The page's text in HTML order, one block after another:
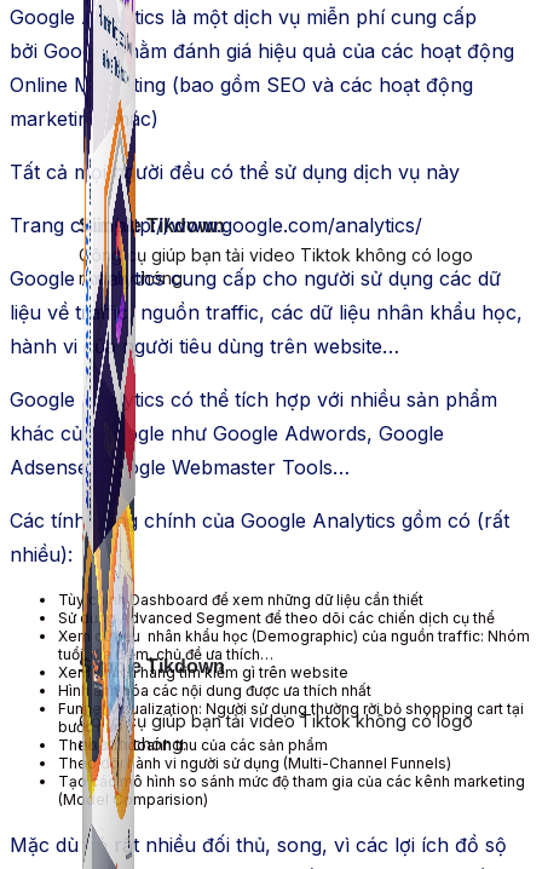
Simple Tikdown
Công cụ giúp bạn tải video Tiktok không có logo
nhanh chóng.
Simple Tikdown
Công cụ giúp bạn tải video Tiktok không có logo
nhanh chóng.
Google Analytics là một dịch vụ miễn phí cung cấp
bởi Google nhằm đánh giá hiệu quả của các hoạt động
Online Marketing (bao gồm SEO và các hoạt động
marketing khác)
Tất cả mọi người đều có thể sử dụng dịch vụ này
Trang chủ: http://www.google.com/analytics/
Google Analytics cung cấp cho người sử dụng các dữ
liệu về traffic, nguồn traffic, các dữ liệu nhân khẩu học,
hành vi của người tiêu dùng trên website…
Google Analytics có thể tích hợp với nhiều sản phẩm
khác của Google như Google Adwords, Google
Adsense, Google Webmaster Tools…
Các tính năng chính của Google Analytics gồm có (rất
nhiều):
Tùy chỉnh Dashboard để xem những dữ liệu cần thiết
Sử dụng Advanced Segment để theo dõi các chiến dịch cụ thể
Xem dữ liệu nhân khẩu học (Demographic) của nguồn traffic: Nhóm
tuổi, địa điểm, chủ đề ưa thích…
Xem khách hàng tìm kiếm gì trên website
Hình ảnh hóa các nội dung được ưa thích nhất
Funnel Visualization: Người sử dụng thường rời bỏ shopping cart tại
bước nào
Theo dõi doanh thu của các sản phẩm
Theo dõi hành vi người sử dụng (Multi-Channel Funnels)
Tạo các mô hình so sánh mức độ tham gia của các kênh marketing
(Model Comparision)
Mặc dù có rất nhiều đối thủ, song, vì các lợi ích đồ sộ